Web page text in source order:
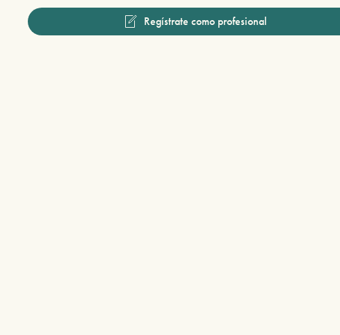
Regístrate como profesional